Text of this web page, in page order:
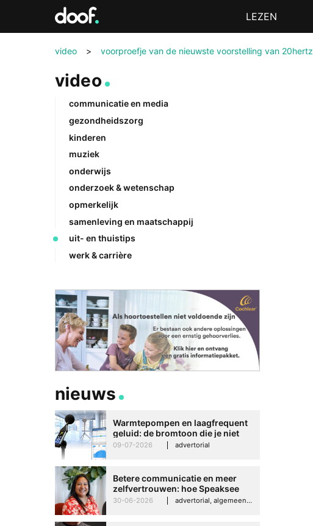
MenuLEZEN
video > voorproefje van de nieuwste voorstelling van 20hertz
video
communicatie en media
gezondheidszorg
kinderen
muziek
onderwijs
onderzoek & wetenschap
opmerkelijk
samenleving en maatschappij
uit- en thuistips
werk & carrière
nieuws
Warmtepompen en laagfrequent
geluid: de bromtoon die je niet
kunt negeren
09-07-2026 advertorial
Betere communicatie en meer
zelfvertrouwen: hoe Speaksee
Imelda helpt om te groeien in
30-06-2026 advertorial, algemeen, hooroplossingen, interview
Doof.nl